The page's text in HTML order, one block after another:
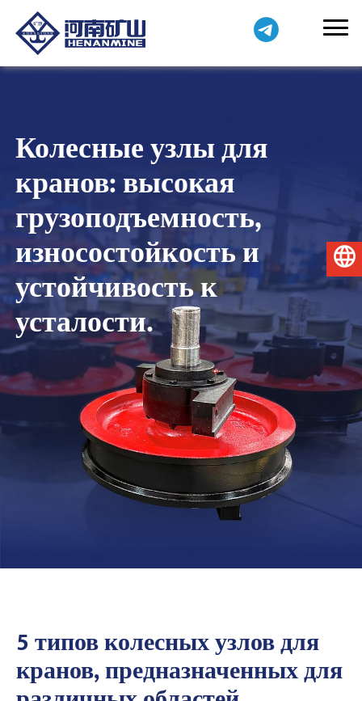
Колесные узлы для
кранов: высокая
грузоподъемность,
износостойкость и
устойчивость к
усталости.
5 типов колесных узлов для
кранов, предназначенных для
Русский